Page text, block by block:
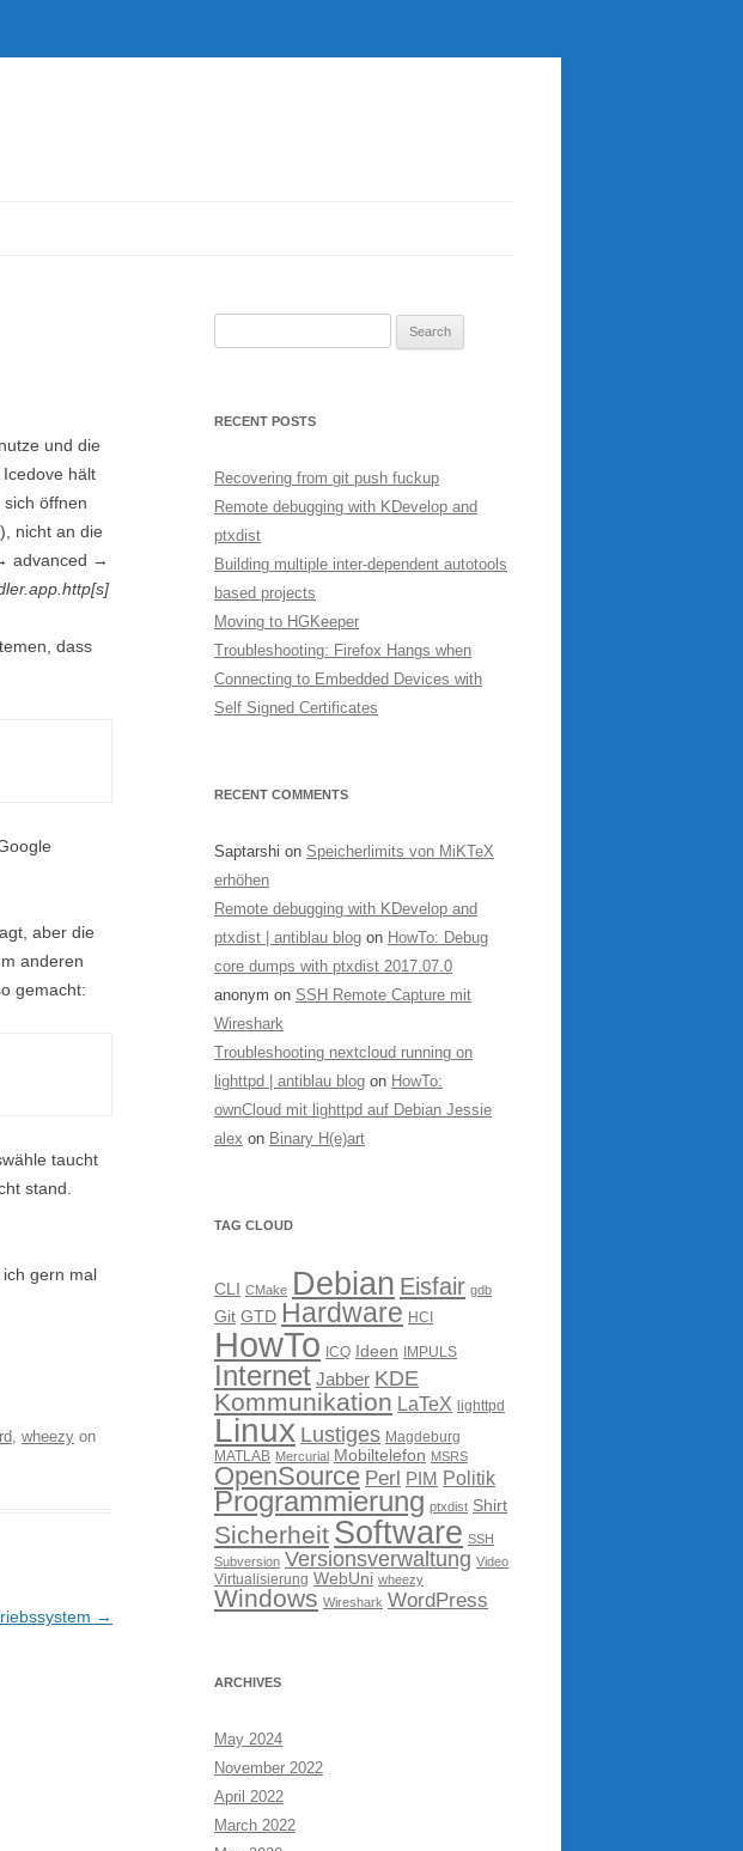
und die
hält
öffnen
nicht an die
advanced →
dass
aber die
anderen
gemacht:
taucht
stand.
gern mal
, wheezy on
→
RECENT POSTS
Recovering from git push fuckup
Remote debugging with KDevelop and
ptxdist
Building multiple inter-dependent autotools
based projects
Moving to HGKeeper
Troubleshooting: Firefox Hangs when
Connecting to Embedded Devices with
Self Signed Certificates
RECENT COMMENTS
Saptarshi on Speicherlimits von MiKTeX
erhöhen
Remote debugging with KDevelop and
ptxdist | antiblau blog on HowTo: Debug
core dumps with ptxdist 2017.07.0
anonym on SSH Remote Capture mit
Wireshark
Troubleshooting nextcloud running on
lighttpd | antiblau blog on HowTo:
ownCloud mit lighttpd auf Debian Jessie
alex on Binary H(e)art
TAG CLOUD
CLI CMake Debian Eisfair gdb
Git GTD Hardware HCI
HowTo ICQ Ideen IMPULS
Internet Jabber KDE
Kommunikation LaTeX lighttpd
Linux Lustiges Magdeburg
MATLAB Mercurial Mobiltelefon MSRS
OpenSource Perl PIM Politik
Programmierung ptxdist Shirt
Sicherheit Software SSH
Subversion Versionsverwaltung Video
Virtualisierung WebUni wheezy
Windows Wireshark WordPress
ARCHIVES
May 2024
November 2022
April 2022
March 2022